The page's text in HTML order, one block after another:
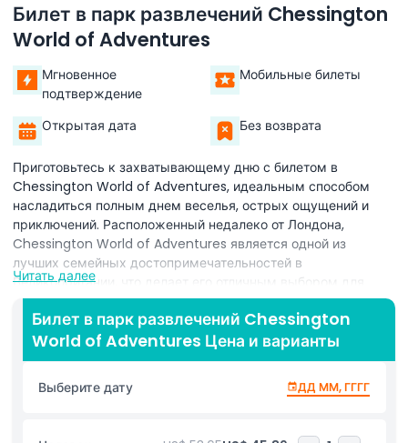
Билет в парк развлечений Chessington
World of Adventures
Мгновенное
подтверждение
Мобильные билеты
Открытая дата Без возврата
Приготовьтесь к захватывающему дню с билетом в
Chessington World of Adventures, идеальным способом
насладиться полным днем веселья, острых ощущений и
приключений. Расположенный недалеко от Лондона,
Chessington World of Adventures является одной из
лучших семейных достопримечательностей в
Великобритании, что делает его отличным выбором для
всех возрастов. Этот удивительный тематический парк
предлагает сочетание аттракционов, встреч с животными и
живых шоу, поэтому каждый найдет здесь что-то по душе.
С вашим билетом в Chessington World of Adventures вы
можете исследовать более 40 аттракционов, от
захватывающих американских горок до веселых семейных
насладиться брызгами на River Rafts — этот билет дает вам
Читать далее
Билет в парк развлечений Chessington
World of Adventures Цена и варианты
Выберите дату ДД ММ, ГГГГ